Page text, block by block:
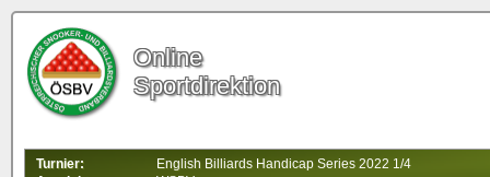
Online
Sportdirektion
Turnier:
English Billiards Handicap Series 2022 1/4